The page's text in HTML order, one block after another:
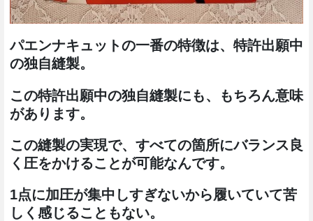
パエンナキュットの一番の特徴は、特許出願中
の独自縫製。
この特許出願中の独自縫製にも、もちろん意味
があります。
この縫製の実現で、すべての箇所にバランス良
く圧をかけることが可能なんです。
1点に加圧が集中しすぎないから履いていて苦
しく感じることもない。